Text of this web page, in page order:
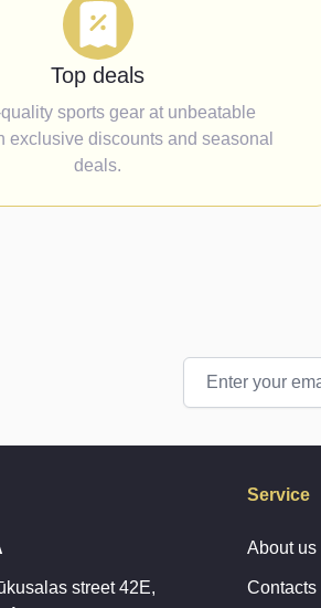
Top deals
sports gear at unbeatable
exclusive discounts and seasonal
deals.
street 42E,
Service
About us
Contacts